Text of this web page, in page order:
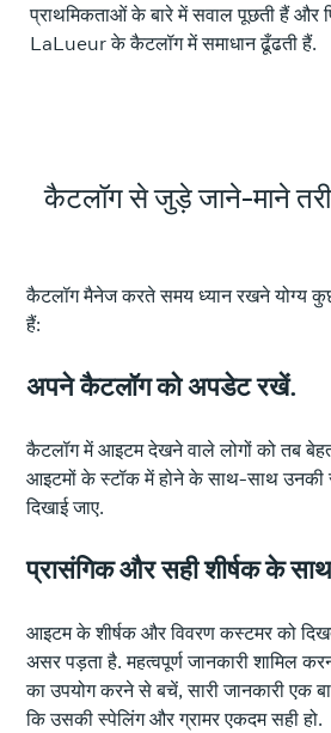
प्राथमिकताओं के बारे में सवाल पूछती हैं और
LaLueur के कैटलॉग में समाधान ढूँढती हैं.
कैटलॉग से जुड़े जाने-माने
कैटलॉग मैनेज करते समय ध्यान रखने योग्य
हैं:
अपने कैटलॉग को अपडेट रखें.
कैटलॉग में आइटम देखने वाले लोगों को तब
आइटमों के स्टॉक में होने के साथ-साथ उनकी
दिखाई जाए.
प्रासंगिक और सही शीर्षक के
आइटम के शीर्षक और विवरण कस्टमर को
असर पड़ता है. महत्वपूर्ण जानकारी शामिल
का उपयोग करने से बचें, सारी जानकारी एक
कि उसकी स्पेलिंग और ग्रामर एकदम सही हो.